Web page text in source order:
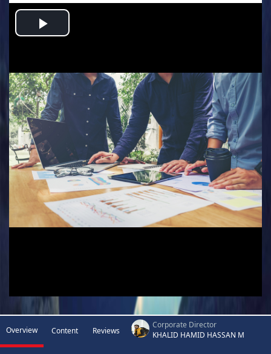
Play
Overview Content Reviews
Corporate Director
KHALID HAMID HASSAN M